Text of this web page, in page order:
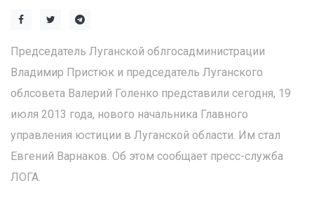
Председатель Луганской облгосадминистрации
Владимир Пристюк и председатель Луганского
облсовета Валерий Голенко представили сегодня, 19
июля 2013 года, нового начальника Главного
управления юстиции в Луганской области. Им стал
Евгений Варнаков. Об этом сообщает пресс-служба
ЛОГА.